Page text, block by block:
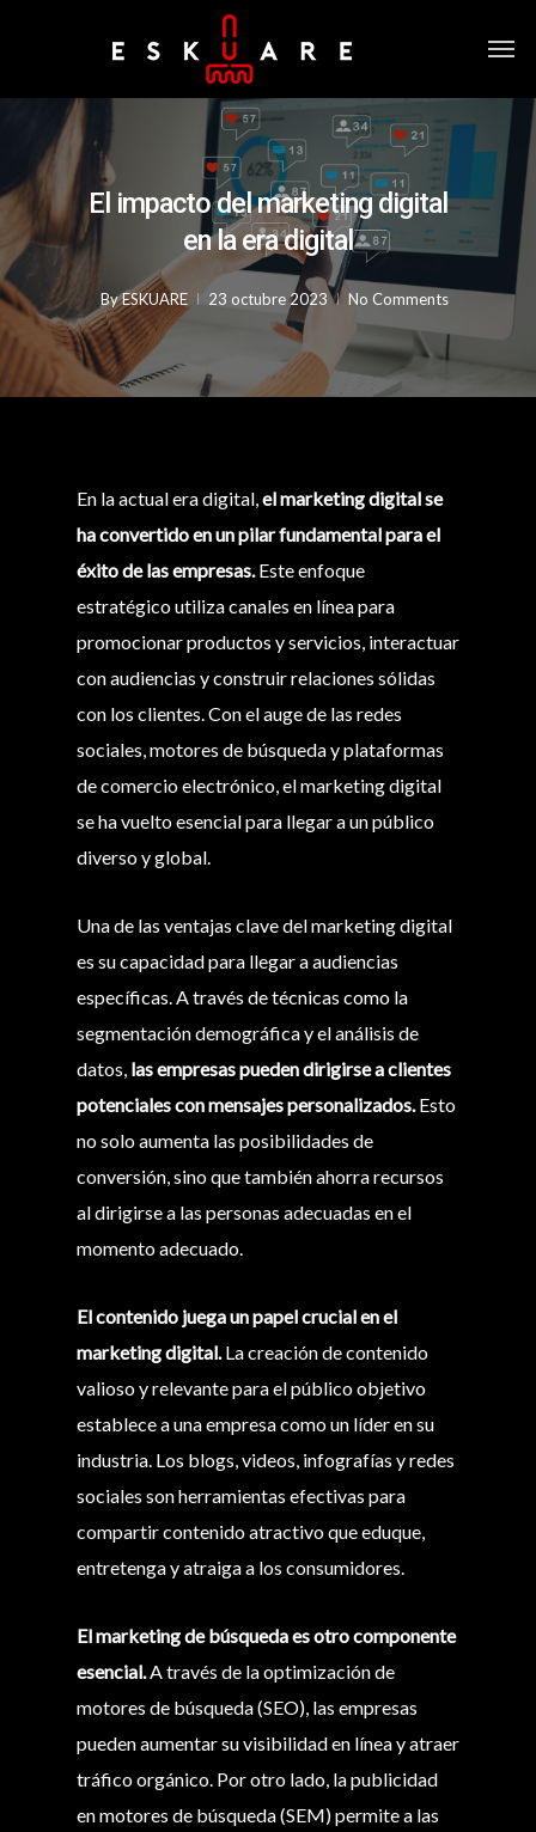
El impacto del marketing digital
en la era digital
ByESKUARE 23 octubre 2023 No Comments
En la actual era digital,el marketing digital se
ha convertido en un pilar fundamental para el
éxito de las empresas.Este enfoque
estratégico utiliza canales en línea para
promocionar productos y servicios, interactuar
con audiencias y construir relaciones sólidas
con los clientes. Con el auge de las redes
sociales, motores de búsqueda y plataformas
de comercio electrónico, el marketing digital
se ha vuelto esencial para llegar a un público
diverso y global.
Una de las ventajas clave del marketing digital
es su capacidad para llegar a audiencias
específicas. A través de técnicas como la
segmentación demográfica y el análisis de
datos, las empresas pueden dirigirse a clientes
potenciales con mensajes personalizados.Esto
no solo aumenta las posibilidades de
conversión, sino que también ahorra recursos
al dirigirse a las personas adecuadas en el
momento adecuado.
El contenido juega un papel crucial en el
marketing digital.La creación de contenido
valioso y relevante para el público objetivo
establece a una empresa como un líder en su
industria. Los blogs, videos, infografías y redes
sociales son herramientas efectivas para
compartir contenido atractivo que eduque,
entretenga y atraiga a los consumidores.
El marketing de búsqueda es otro componente
esencial.A través de la optimización de
motores de búsqueda (SEO), las empresas
pueden aumentar su visibilidad en línea y atraer
tráfico orgánico. Por otro lado, la publicidad
en motores de búsqueda (SEM) permite a las